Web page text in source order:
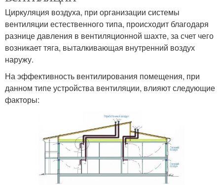
Циркуляция воздуха, при организации системы
вентиляции естественного типа, происходит благодаря
разнице давления в вентиляционной шахте, за счет чего
возникает тяга, выталкивающая внутренний воздух
наружу.
На эффективность вентилирования помещения, при
данном типе устройства вентиляции, влияют следующие
факторы: